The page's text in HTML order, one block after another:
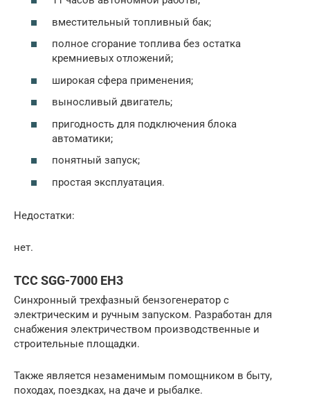
вместительный топливный бак;
полное сгорание топлива без остатка
кремниевых отложений;
широкая сфера применения;
выносливый двигатель;
пригодность для подключения блока
автоматики;
понятный запуск;
простая эксплуатация.
Недостатки:
нет.
ТСС SGG-7000 EH3
Синхронный трехфазный бензогенератор с
электрическим и ручным запуском. Разработан для
снабжения электричеством производственные и
строительные площадки.
Также является незаменимым помощником в быту,
походах, поездках, на даче и рыбалке.